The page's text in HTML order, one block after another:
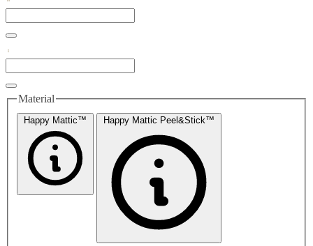
Material
Happy Mattic™ Happy Mattic Peel&Stick™